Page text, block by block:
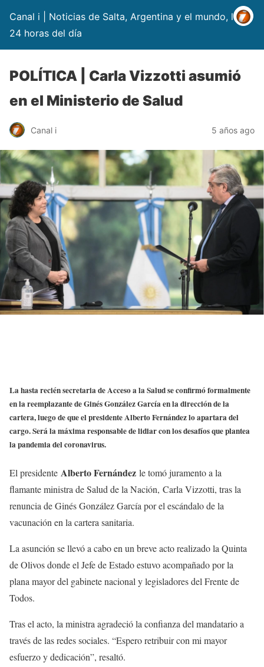
Canal i | Noticias de Salta, Argentina y el mundo, las
24 horas del día
POLÍTICA | Carla Vizzotti asumió
en el Ministerio de Salud
Canal i 5 años ago
La hasta recién secretaria de Acceso a la Salud se confirmó formalmente
en la reemplazante de Ginés González García en la dirección de la
cartera, luego de que el presidente Alberto Fernández lo apartara del
cargo. Será la máxima responsable de lidiar con los desafíos que plantea
la pandemia del coronavirus.
El presidente Alberto Fernández le tomó juramento a la
flamante ministra de Salud de la Nación, Carla Vizzotti, tras la
renuncia de Ginés González García por el escándalo de la
vacunación en la cartera sanitaria.
La asunción se llevó a cabo en un breve acto realizado la Quinta
de Olivos donde el Jefe de Estado estuvo acompañado por la
plana mayor del gabinete nacional y legisladores del Frente de
Todos.
Tras el acto, la ministra agradeció la confianza del mandatario a
través de las redes sociales. “Espero retribuir con mi mayor
esfuerzo y dedicación”, resaltó.